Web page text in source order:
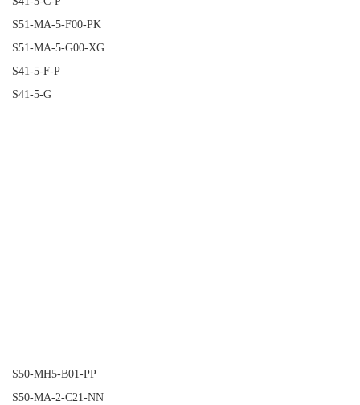
S51-MA-5-F00-PK
S51-MA-5-G00-XG
S41-5-F-P
S41-5-G
S50-MH5-B01-PP
S50-MA-2-C21-NN